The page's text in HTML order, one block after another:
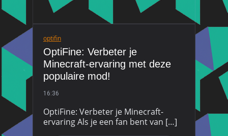
optifin
OptiFine: Verbeter je
Minecraft-ervaring met deze
populaire mod!
16:36
OptiFine: Verbeter je Minecraft-
ervaring Als je een fan bent van […]